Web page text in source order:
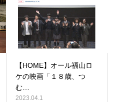
【HOME】オール福山ロ
ケの映画「１８歳、つ
む…
2023.04.1